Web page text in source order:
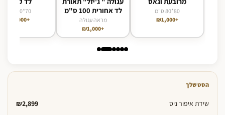
80*80 ס"מ
+₪1,000
לד אחורית 100 ס"מ
מראה עגולה
+₪1,000
70*90 ס"מ
+₪1,000
הסט שלך
שידת איפור ניס
₪2,899